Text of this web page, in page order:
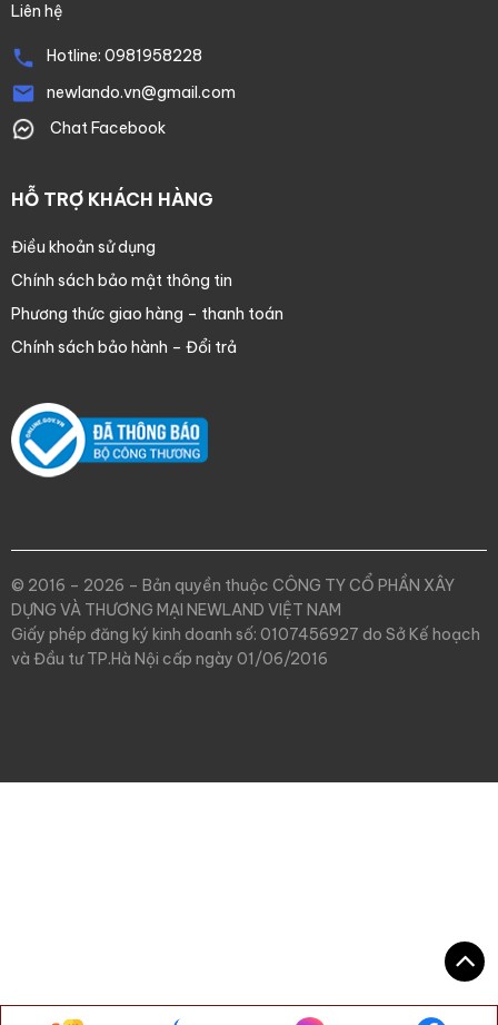
Liên hệ
Hotline: 0981958228
newlando.vn@gmail.com
Chat Facebook
HỖ TRỢ KHÁCH HÀNG
Điều khoản sử dụng
Chính sách bảo mật thông tin
Phương thức giao hàng – thanh toán
Chính sách bảo hành – Đổi trả
© 2016 – 2026 – Bản quyền thuộc CÔNG TY CỔ PHẦN XÂY
DỰNG VÀ THƯƠNG MẠI NEWLAND VIỆT NAM
Giấy phép đăng ký kinh doanh số: 0107456927 do Sở Kế hoạch
và Đầu tư TP.Hà Nội cấp ngày 01/06/2016